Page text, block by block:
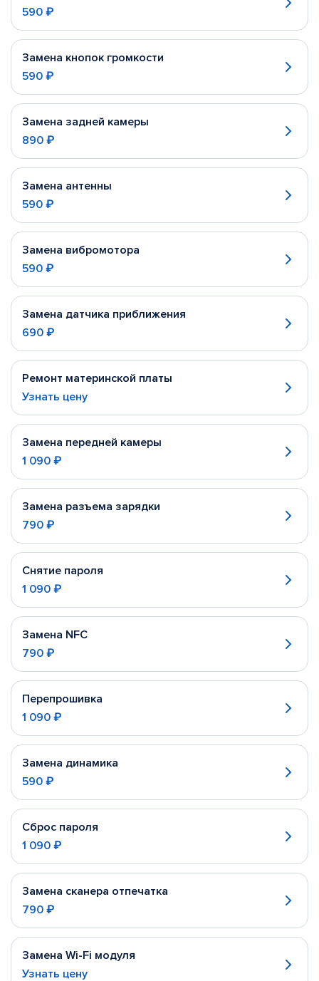
590 ₽
Замена кнопок громкости
590 ₽
Замена задней камеры
890 ₽
Замена антенны
590 ₽
Замена вибромотора
590 ₽
Замена датчика приближения
690 ₽
Ремонт материнской платы
Узнать цену
Замена передней камеры
1 090 ₽
Замена разъема зарядки
790 ₽
Снятие пароля
1 090 ₽
Замена NFC
790 ₽
Перепрошивка
1 090 ₽
Замена динамика
590 ₽
Сброс пароля
1 090 ₽
Замена сканера отпечатка
790 ₽
Замена Wi-Fi модуля
Узнать цену